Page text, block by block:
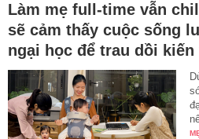
Làm mẹ full-time vẫn
sẽ cảm thấy cuộc sống
ngại học để trau dồi